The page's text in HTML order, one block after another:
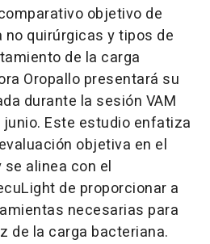
objetivo de
quirúrgicas y tipos de
de la carga
Oropallo presentará su
durante la sesión VAM
junio. Este estudio enfatiza
objetiva en el
alinea con el
de proporcionar a
necesarias para
de la carga bacteriana.